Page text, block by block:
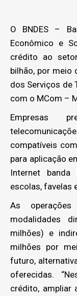
O BNDES –
Econômico e
crédito ao
bilhão, por meio
dos Serviços de
com o MCom –
Empresas
compatíveis
para aplicação
Internet
escolas, favelas
As
modalidades
milhões) e
milhões por
futuro,
oferecidas.
crédito, ampliar